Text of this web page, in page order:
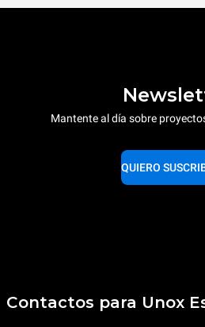
Mantente al día sobre
QUIERO
Contactos para Unox